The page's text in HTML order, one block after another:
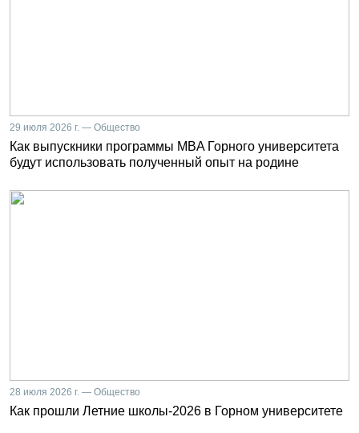
29 июля 2026 г. — Общество
Как выпускники программы MBA Горного университета
будут использовать полученный опыт на родине
28 июля 2026 г. — Общество
Как прошли Летние школы-2026 в Горном университете